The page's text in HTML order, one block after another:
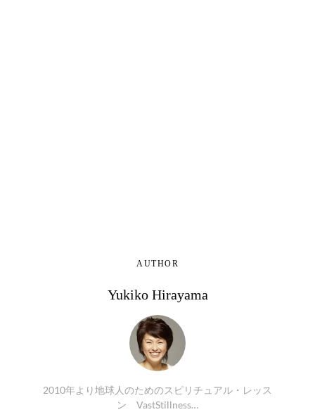
AUTHOR
Yukiko Hirayama
2010年より地球人のためのスピリチュアル・レッス
ン VastStillness…